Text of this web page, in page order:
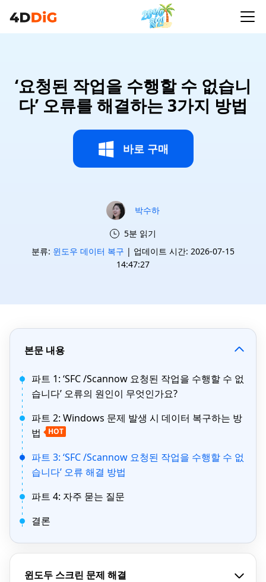
‘요청된 작업을 수행할 수 없습니
다’ 오류를 해결하는 3가지 방법
바로 구매
박수하
5분 읽기
분류: 윈도우 데이터 복구 | 업데이트 시간: 2026-07-15
14:47:27
본문 내용
파트 1: ‘SFC /Scannow 요청된 작업을 수행할 수 없
습니다’ 오류의 원인이 무엇인가요?
파트 2: Windows 문제 발생 시 데이터 복구하는 방
법
HOT
파트 3: ‘SFC /Scannow 요청된 작업을 수행할 수 없
습니다’ 오류 해결 방법
파트 4: 자주 묻는 질문
결론
윈도두 스크린 문제 해결